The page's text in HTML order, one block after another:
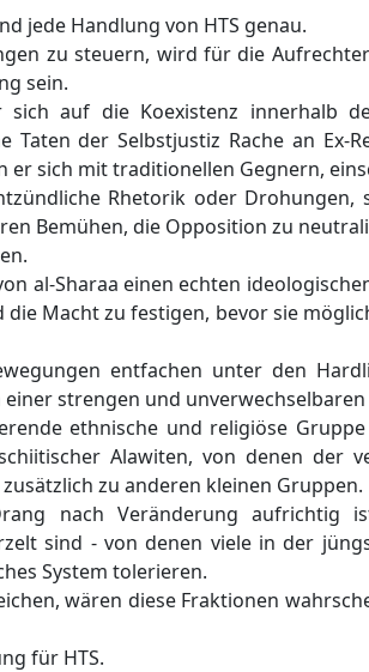
jede Handlung von HTS genau.
zu steuern, wird für die
sein.
auf die Koexistenz innerhalb
Taten der Selbstjustiz Rache an
sich mit traditionellen Gegnern,
Rhetorik oder
Bemühen, die Opposition zu
al-Sharaa einen echten
Macht zu festigen, bevor sie
entfachen unter den
strengen und
ethnische und religiöse
Alawiten, von denen der
zu anderen kleinen Gruppen.
nach Veränderung aufrichtig
sind - von denen viele in der
System tolerieren.
wären diese Fraktionen
für HTS.